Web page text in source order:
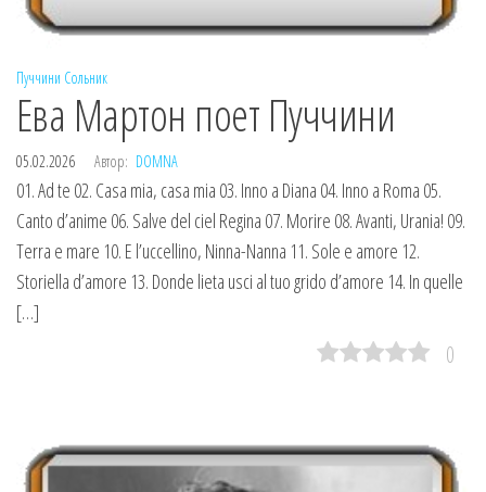
Пуччини Сольник
Ева Мартон поет Пуччини
05.02.2026 Автор: DOMNA
01. Ad te 02. Casa mia, casa mia 03. Inno a Diana 04. Inno a Roma 05.
Canto d’anime 06. Salve del ciel Regina 07. Morire 08. Avanti, Urania! 09.
Terra e mare 10. E l’uccellino, Ninna-Nanna 11. Sole e amore 12.
Storiella d’amore 13. Donde lieta usci al tuo grido d’amore 14. In quelle
[…]
0